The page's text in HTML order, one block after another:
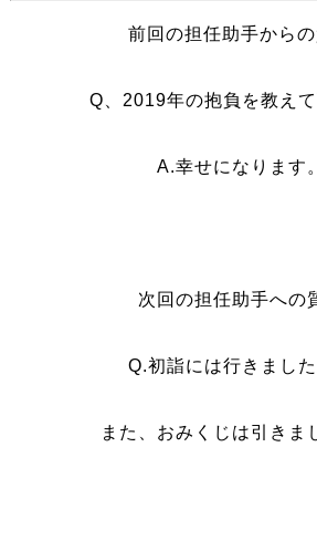
前回の担任助手からの
Q、2019年の抱負を教えて
A.幸せになります。
次回の担任助手への
Q.初詣には行きました
また、おみくじは引きま